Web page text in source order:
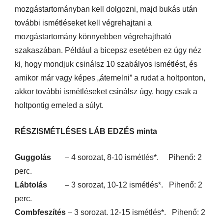
mozgástartományban kell dolgozni, majd bukás után
további ismétléseket kell végrehajtani a
mozgástartomány könnyebben végrehajtható
szakaszában. Például a bicepsz esetében ez úgy néz
ki, hogy mondjuk csinálsz 10 szabályos ismétlést, és
amikor már vagy képes „átemelni” a rudat a holtponton,
akkor további ismétléseket csinálsz úgy, hogy csak a
holtpontig emeled a súlyt.
RÉSZISMÉTLÉSES LÁB EDZÉS minta
Guggolás – 4 sorozat, 8-10 ismétlés*. Pihenő: 2
perc.
Lábtolás
– 3 sorozat, 10-12 ismétlés*. Pihenő: 2
perc.
Combfeszítés – 3 sorozat, 12-15 ismétlés*. Pihenő: 2